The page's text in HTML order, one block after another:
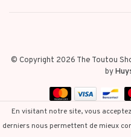
© Copyright 2026 The Toutou
by
En visitant notre site, vous
derniers nous permettent de mieux